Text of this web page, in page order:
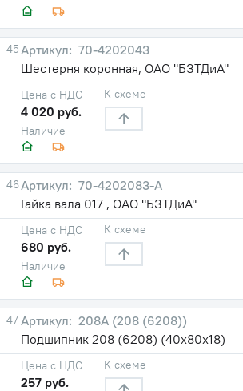
45
70-4202043
Шестерня коронная, ОАО "БЗТДиА"
Наличие
Цена с НДС
4 020 руб.
К схеме
46
70-4202083-А
Гайка вала 017 , ОАО "БЗТДиА"
Наличие
Цена с НДС
680 руб.
К схеме
47
208А (208 (6208))
Подшипник 208 (6208) (40х80х18)
Цена с НДС
257 руб.
К схеме